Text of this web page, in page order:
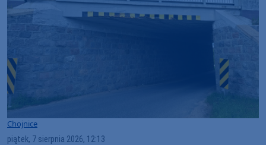
Chojnice
piątek, 7 sierpnia 2026, 12:13